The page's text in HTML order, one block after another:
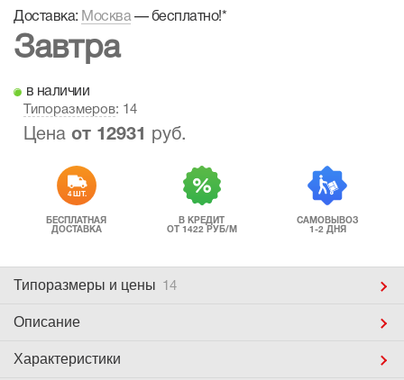
Доставка: Москва— бесплатно!*
Завтра
в наличии
Типоразмеров: 14
Цена от 12931 руб.
4 ШТ.
БЕСПЛАТНАЯ
ДОСТАВКА
В КРЕДИТ
ОТ 1422 РУБ/М
САМОВЫВОЗ
1-2 ДНЯ
Типоразмеры и цены 14
Описание
Характеристики